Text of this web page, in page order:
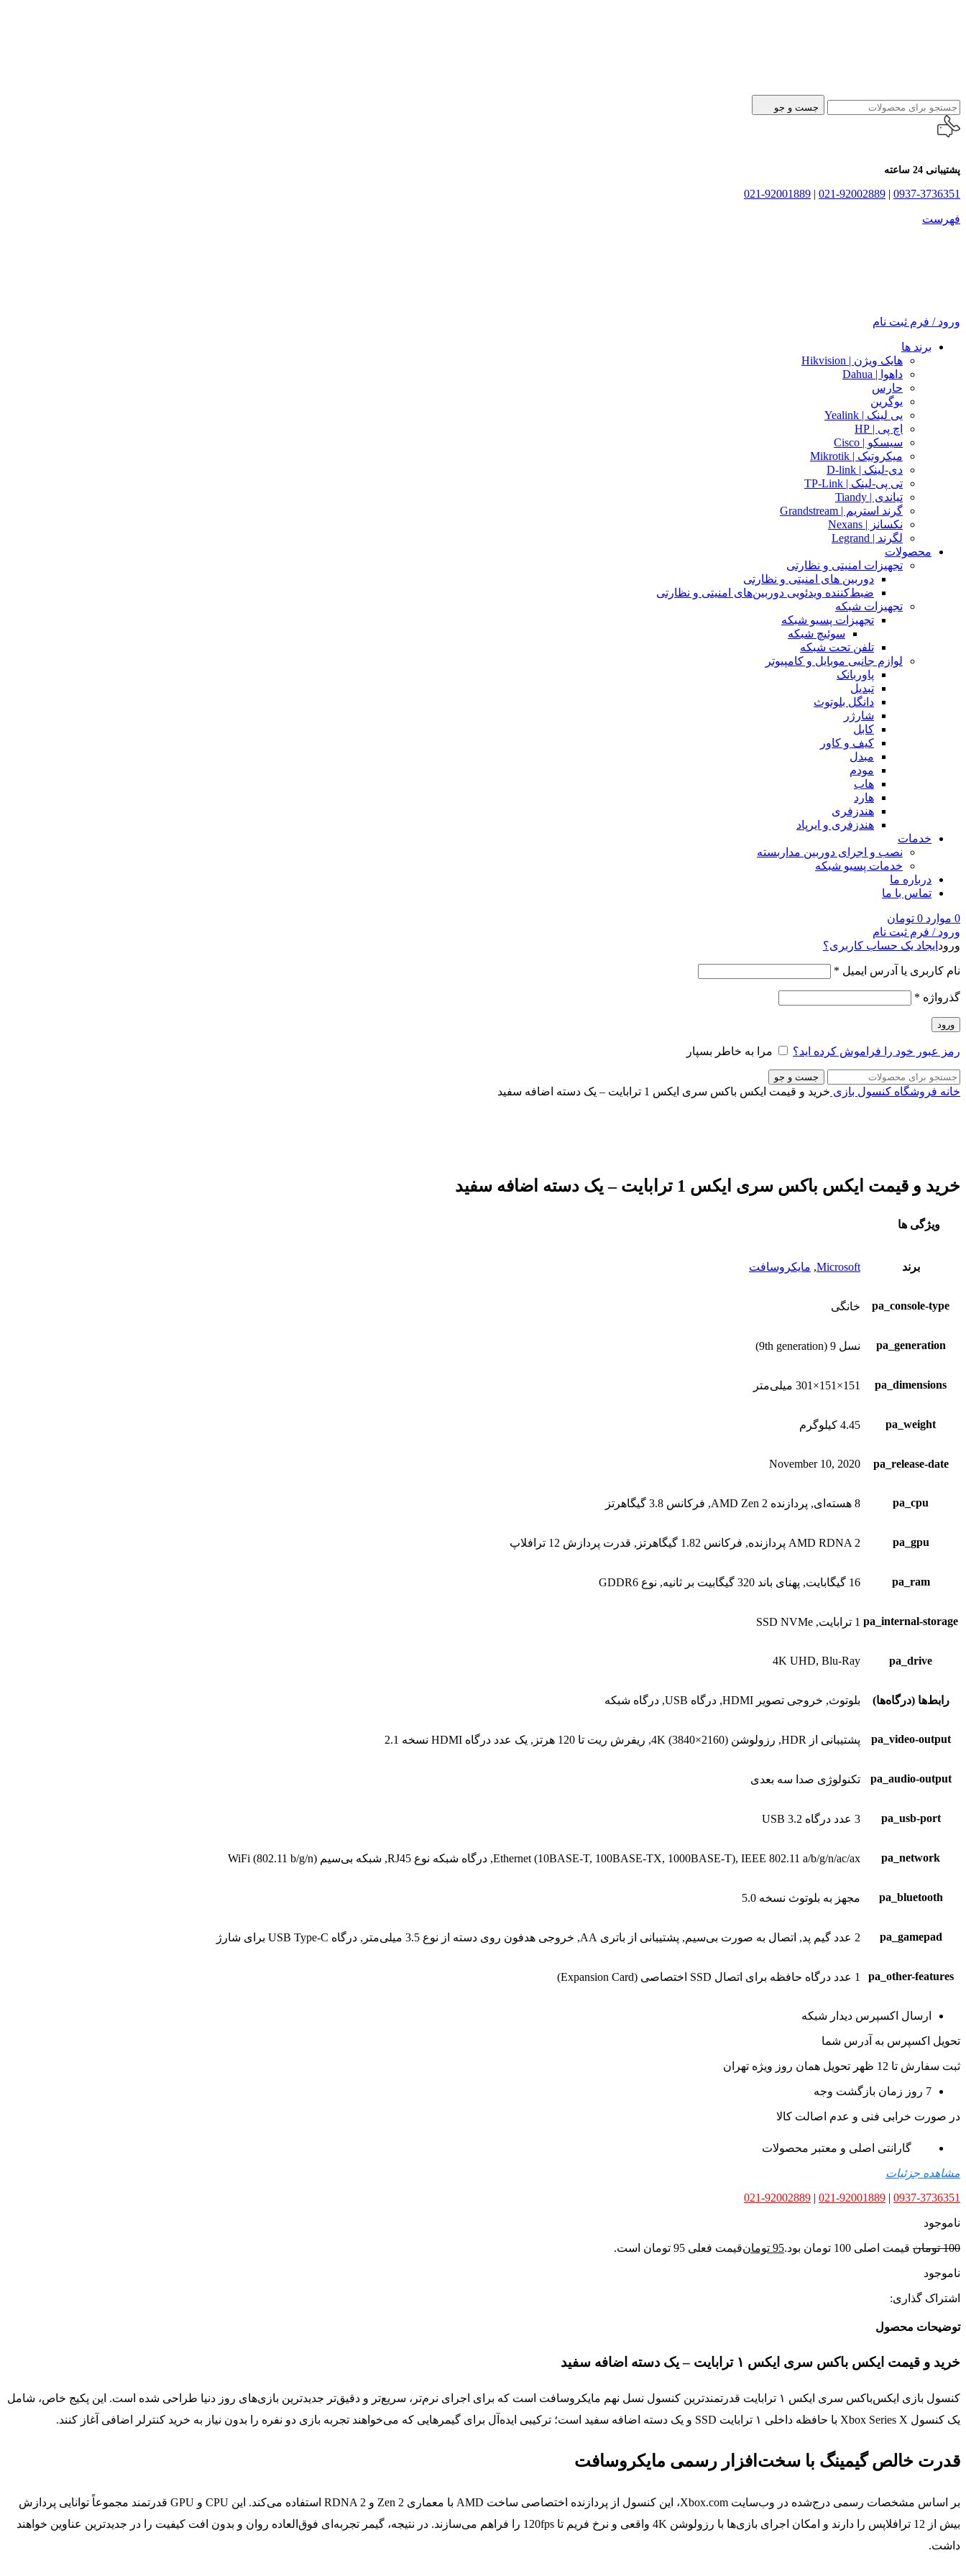
جست و جو
پشتیبانی 24 ساعته
0937-3736351
|
021-92002889
|
021-92001889
فهرست
ورود / فرم ثبت نام
برند ها
هایک ویژن | Hikvision
داهوا | Dahua
حارس
یوگرین
یی لینک | Yealink
اچ پی | HP
سیسکو | Cisco
میکروتیک | Mikrotik
دی-لینک | D-link
تی پی-لینک | TP-Link
تیاندی | Tiandy
گرند استریم | Grandstream
نکسانز | Nexans
لگرند | Legrand
محصولات
تجهیزات امنیتی و نظارتی
دوربین های امنیتی و نظارتی
ضبط‌کننده ویدئویی دوربین‌های امنیتی و نظارتی
تجهیزات شبکه
تجهیزات پسیو شبکه
سوئیچ‌ شبکه
تلفن تحت شبکه
لوازم جانبی موبایل و کامپیوتر
پاوربانک
تبدیل
دانگل بلوتوث
شارژر
کابل
کیف و کاور
مبدل
مودم
هاب
هارد
هندزفری
هندزفری و ایرپاد
خدمات
نصب و اجرای دوربین مداربسته
خدمات پسیو شبکه
درباره ما
تماس با ما
0 موارد 0 تومان
ورود / فرم ثبت نام
ورود ایجاد یک حساب کاربری؟
نام کاربری یا آدرس ایمیل *
گذرواژه *
ورود
رمز عبور خود را فراموش کرده اید؟ مرا به خاطر بسپار
جست و جو
خانه فروشگاه کنسول بازی خرید و قیمت ایکس باکس سری ایکس 1 ترابایت – یک دسته اضافه سفید
خرید و قیمت ایکس باکس سری ایکس 1 ترابایت – یک دسته اضافه سفید
ویژگی ها
برند Microsoft
, مایکروسافت
pa_console-type خانگی
pa_generation نسل 9 (9th generation)
pa_dimensions 151×151×301 میلی‌متر
pa_weight 4.45 کیلوگرم
pa_release-date
November 10, 2020
pa_cpu 8 هسته‌ای, پردازنده AMD Zen 2, فرکانس 3.8 گیگاهرتز
pa_gpu AMD RDNA 2 پردازنده, فرکانس 1.82 گیگاهرتز, قدرت پردازش 12 ترافلاپ
pa_ram 16 گیگابایت, پهنای باند 320 گیگابیت بر ثانیه, نوع GDDR6
pa_internal-storage 1 ترابایت, SSD NVMe
pa_drive
4K UHD, Blu-Ray
رابط‌ها (درگاه‌ها) بلوتوث, خروجی تصویر HDMI, درگاه USB, درگاه شبکه
pa_video-output پشتیبانی از HDR, رزولوشن 4K (3840×2160), ریفرش ریت تا 120 هرتز, یک عدد درگاه HDMI نسخه 2.1
pa_audio-output تکنولوژی صدا سه بعدی
pa_usb-port 3 عدد درگاه USB 3.2
pa_network Ethernet (10BASE-T, 100BASE-TX, 1000BASE-T), IEEE 802.11 a/b/g/n/ac/ax, درگاه شبکه نوع RJ45, شبکه بی‌سیم WiFi (802.11 b/g/n)
pa_bluetooth مجهز به بلوتوث نسخه 5.0
pa_gamepad 2 عدد گیم پد, اتصال به صورت بی‌سیم, پشتیبانی از باتری AA, خروجی هدفون روی دسته از نوع 3.5 میلی‌متر, درگاه USB Type-C برای شارژ
pa_other-features 1 عدد درگاه حافظه برای اتصال SSD اختصاصی (Expansion Card)
ارسال اکسپرس دیدار شبکه
تحویل اکسپرس به آدرس شما
ثبت سفارش تا 12 ظهر تحویل همان روز ویژه تهران
7 روز زمان بازگشت وجه
در صورت خرابی فنی و عدم اصالت کالا
گارانتی اصلی و معتبر محصولات
مشاهده جزئیات
0937-3736351
|
021-92001889
|
021-92002889
ناموجود
100 تومان قیمت اصلی 100 تومان بود. 95 تومانقیمت فعلی 95 تومان است.
ناموجود
اشتراک گذاری:
توضیحات محصول
خرید و قیمت ایکس باکس سری ایکس ۱ ترابایت – یک دسته اضافه سفید
کنسول بازی ایکس‌باکس سری ایکس ۱ ترابایت قدرتمندترین کنسول نسل نهم مایکروسافت است که برای اجرای نرم‌تر، سریع‌تر و دقیق‌تر جدیدترین بازی‌های روز دنیا طراحی شده است. این پکیج خاص، شامل
یک کنسول Xbox Series X با حافظه داخلی ۱ ترابایت SSD و یک دسته اضافه سفید است؛ ترکیبی ایده‌آل برای گیمرهایی که می‌خواهند تجربه بازی دو نفره را بدون نیاز به خرید کنترلر اضافی آغاز کنند.
قدرت خالص گیمینگ با سخت‌افزار رسمی مایکروسافت
بر اساس مشخصات رسمی درج‌شده در وب‌سایت Xbox.com، این کنسول از پردازنده اختصاصی ساخت AMD با معماری Zen 2 و RDNA 2 استفاده می‌کند. این CPU و GPU قدرتمند مجموعاً توانایی پردازش
بیش از 12 ترافلاپس را دارند و امکان اجرای بازی‌ها با رزولوشن 4K واقعی و نرخ فریم تا 120fps را فراهم می‌سازند. در نتیجه، گیمر تجربه‌ای فوق‌العاده روان و بدون افت کیفیت را در جدیدترین عناوین خواهند
داشت.